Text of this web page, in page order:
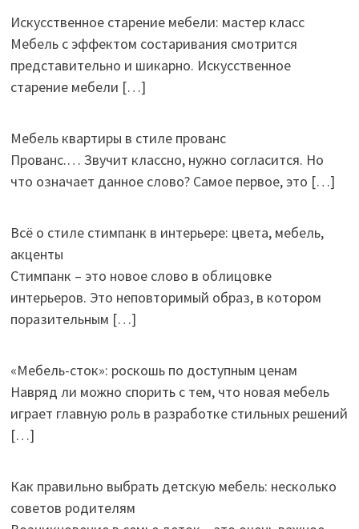
Искусственное старение мебели: мастер класс
Мебель с эффектом состаривания смотрится
представительно и шикарно. Искусственное
старение мебели […]
Мебель квартиры в стиле прованс
Прованс.… Звучит классно, нужно согласится. Но
что означает данное слово? Самое первое, это […]
Всё о стиле стимпанк в интерьере: цвета, мебель,
акценты
Стимпанк – это новое слово в облицовке
интерьеров. Это неповторимый образ, в котором
поразительным […]
«Мебель-сток»: роскошь по доступным ценам
Навряд ли можно спорить с тем, что новая мебель
играет главную роль в разработке стильных решений
[…]
Как правильно выбрать детскую мебель: несколько
советов родителям